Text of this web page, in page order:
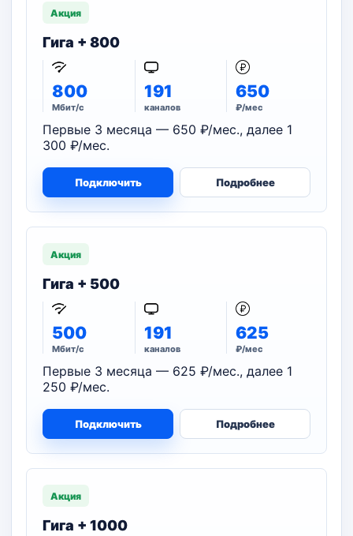
Акция
Гига + 800
800
Мбит/с
191
каналов
650
₽/мес
Первые 3 месяца — 650 ₽/мес., далее 1
300 ₽/мес.
Подключить Подробнее
Акция
Гига + 500
500
Мбит/с
191
каналов
625
₽/мес
Первые 3 месяца — 625 ₽/мес., далее 1
250 ₽/мес.
Подключить Подробнее
Акция
Гига + 1000